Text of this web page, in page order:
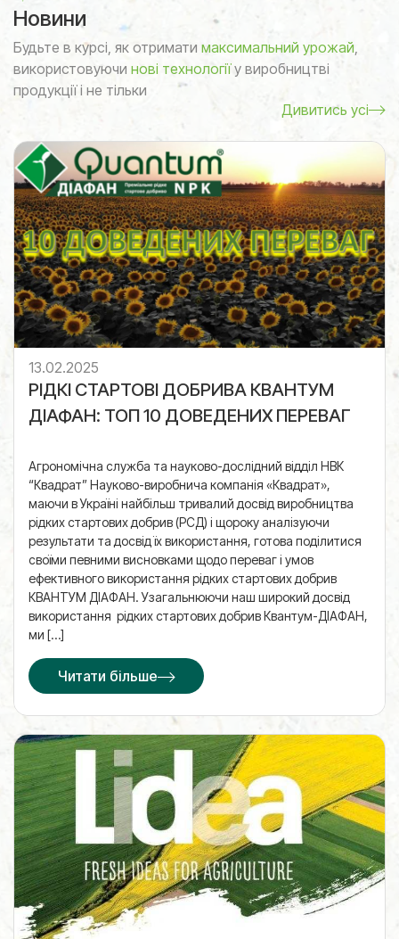
Новини
Будьте в курсі, як отримати максимальний урожай,
використовуючи нові технологіїу виробництві
продукції і не тільки
Дивитись усі
13.02.2025
РІДКІ СТАРТОВІ ДОБРИВА КВАНТУМ
ДІАФАН: ТОП 10 ДОВЕДЕНИХ ПЕРЕВАГ
Агрономічна служба та науково-дослідний відділ НВК
“Квадрат” Науково-виробнича компанія «Квадрат»,
маючи в Україні найбільш тривалий досвід виробництва
рідких стартових добрив (РСД) і щороку аналізуючи
результати та досвід їх використання, готова поділитися
своїми певними висновками щодо переваг і умов
ефективного використання рідких стартових добрив
КВАНТУМ ДІАФАН. Узагальнюючи наш широкий досвід
використання рідких стартових добрив Квантум-ДІАФАН,
ми […]
Читати більше